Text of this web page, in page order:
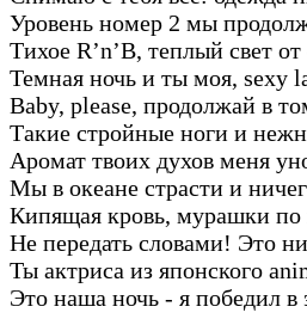
Уровень номер 2 мы
Тихое R’n’B, теплый свет от
Темная ночь и ты моя, sexy
Baby, please, продолжай в
Такие стройные ноги и
Аромат твоих духов меня
Мы в океане страсти и
Кипящая кровь, мурашки по
Не передать словами! Это
Ты актриса из японского
Это наша ночь - я победил